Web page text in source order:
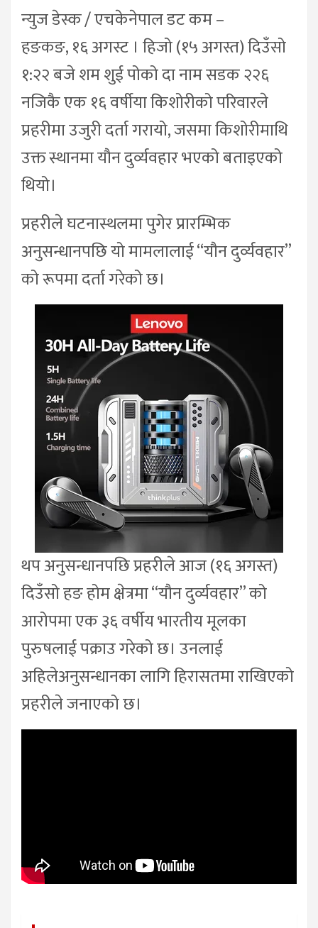
न्युज डेस्क / एचकेनेपाल डट कम –
हङकङ, १६ अगस्ट । हिजो (१५ अगस्त) दिउँसो
१:२२ बजे शम शुई पोको दा नाम सडक २२६
नजिकै एक १६ वर्षीया किशोरीको परिवारले
प्रहरीमा उजुरी दर्ता गरायो, जसमा किशोरीमाथि
उक्त स्थानमा यौन दुर्व्यवहार भएको बताइएको
थियो।
प्रहरीले घटनास्थलमा पुगेर प्रारम्भिक
अनुसन्धानपछि यो मामलालाई “यौन दुर्व्यवहार”
को रूपमा दर्ता गरेको छ।
थप अनुसन्धानपछि प्रहरीले आज (१६ अगस्त)
दिउँसो हङ होम क्षेत्रमा “यौन दुर्व्यवहार” को
आरोपमा एक ३६ वर्षीय भारतीय मूलका
पुरुषलाई पक्राउ गरेको छ। उनलाई
अहिलेअनुसन्धानका लागि हिरासतमा राखिएको
प्रहरीले जनाएको छ।